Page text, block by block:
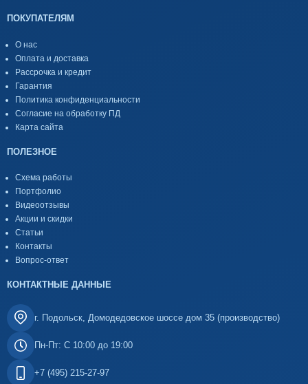
ПОКУПАТЕЛЯМ
О нас
Оплата и доставка
Рассрочка и кредит
Гарантия
Политика конфиденциальности
Согласие на обработку ПД
Карта сайта
ПОЛЕЗНОЕ
Схема работы
Портфолио
Видеоотзывы
Акции и скидки
Статьи
Контакты
Вопрос-ответ
КОНТАКТНЫЕ ДАННЫЕ
г. Подольск, Домодедовское шоссе дом 35 (производство)
Пн-Пт: С 10:00 до 19:00
+7 (495) 215-27-97